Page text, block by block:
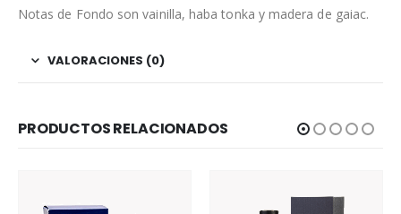
Notas de Fondo son vainilla, haba tonka y madera de gaiac.
VALORACIONES (0)
PRODUCTOS RELACIONADOS